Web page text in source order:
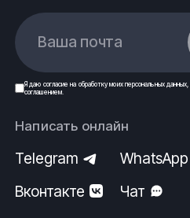
Ваша почта
Я даю согласие на обработку моих персональных данных
соглашением.
Написать онлайн
Telegram
WhatsApp
Вконтакте
Чат